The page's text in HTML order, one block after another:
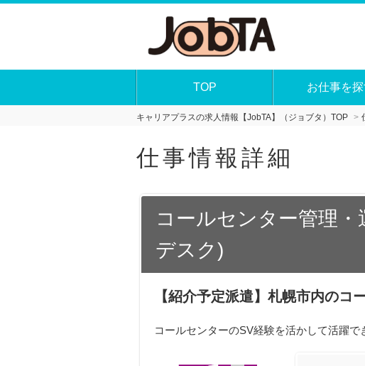
TOP お仕事を
キャリアプラスの求人情報【JobTA】（ジョブタ）TOP
仕事情報詳細
コールセンター管理
デスク)
【紹介予定派遣】札幌市内のコ
コールセンターのSV経験を活かして活躍